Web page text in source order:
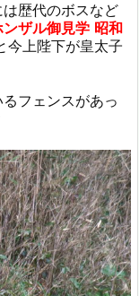
歴代のボスなど
ザル御見学 昭和
今上陛下が皇太子
フェンスがあっ